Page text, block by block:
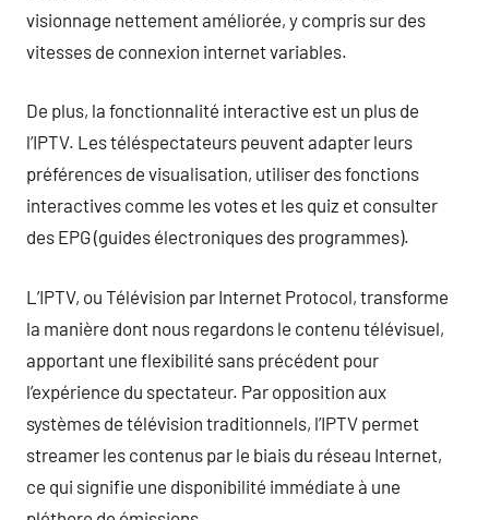
visionnage nettement améliorée, y compris sur des
vitesses de connexion internet variables.
De plus, la fonctionnalité interactive est un plus de
l’IPTV. Les téléspectateurs peuvent adapter leurs
préférences de visualisation, utiliser des fonctions
interactives comme les votes et les quiz et consulter
des EPG (guides électroniques des programmes).
L’IPTV, ou Télévision par Internet Protocol, transforme
la manière dont nous regardons le contenu télévisuel,
apportant une flexibilité sans précédent pour
l’expérience du spectateur. Par opposition aux
systèmes de télévision traditionnels, l’IPTV permet
streamer les contenus par le biais du réseau Internet,
ce qui signifie une disponibilité immédiate à une